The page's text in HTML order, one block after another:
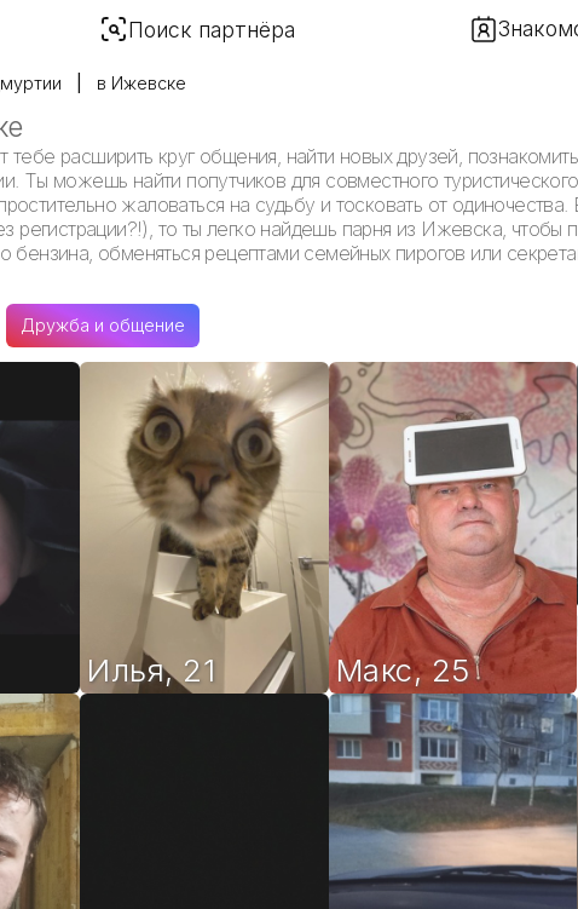
Поиск партнёра
в Ижевске
расширить круг общения, найти новых друзей,
Ты можешь найти попутчиков для совместного
жаловаться на судьбу и тосковать от одиночества.
регистрации?!), то ты легко найдешь парня из Ижевска, чтобы
бензина, обменяться рецептами семейных пирогов или
Дружба и общение
Илья, 21 Макс, 25